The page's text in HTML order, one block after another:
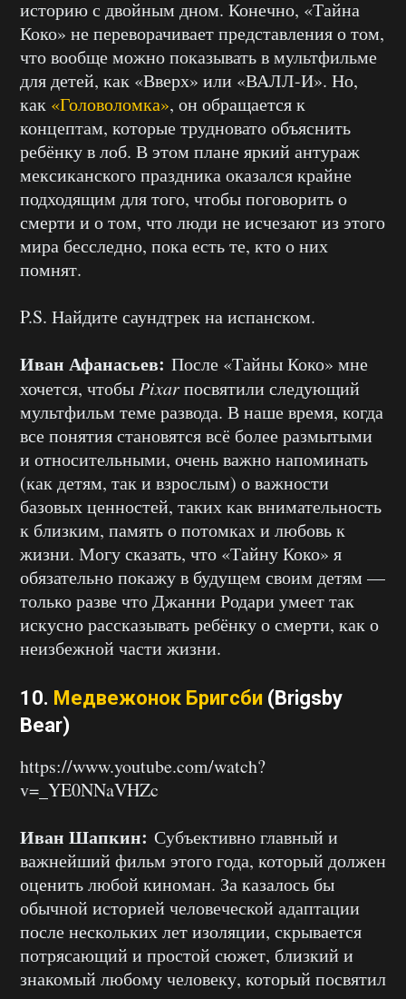
историю с двойным дном. Конечно, «Тайна
Коко» не переворачивает представления о том,
что вообще можно показывать в мультфильме
для детей, как «Вверх» или «ВАЛЛ-И». Но,
как «Головоломка», он обращается к
концептам, которые трудновато объяснить
ребёнку в лоб. В этом плане яркий антураж
мексиканского праздника оказался крайне
подходящим для того, чтобы поговорить о
смерти и о том, что люди не исчезают из этого
мира бесследно, пока есть те, кто о них
помнят.
P.S. Найдите саундтрек на испанском.
Иван Афанасьев: После «Тайны Коко» мне
хочется, чтобыPixarпосвятили следующий
мультфильм теме развода. В наше время, когда
все понятия становятся всё более размытыми
и относительными, очень важно напоминать
(как детям, так и взрослым) о важности
базовых ценностей, таких как внимательность
к близким, память о потомках и любовь к
жизни. Могу сказать, что «Тайну Коко» я
обязательно покажу в будущем своим детям —
только разве что Джанни Родари умеет так
искусно рассказывать ребёнку о смерти, как о
неизбежной части жизни.
10. Медвежонок Бригсби (Brigsby
Bear)
https://www.youtube.com/watch?
v=_YE0NNaVHZc
Иван Шапкин: Субъективно главный и
важнейший фильм этого года, который должен
оценить любой киноман. За казалось бы
обычной историей человеческой адаптации
после нескольких лет изоляции, скрывается
потрясающий и простой сюжет, близкий и
знакомый любому человеку, который посвятил